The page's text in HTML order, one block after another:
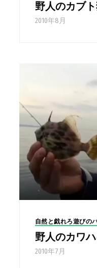
野人のカブ
2010年8月
自然と戯れろ遊びの
野人のカワ
2010年7月